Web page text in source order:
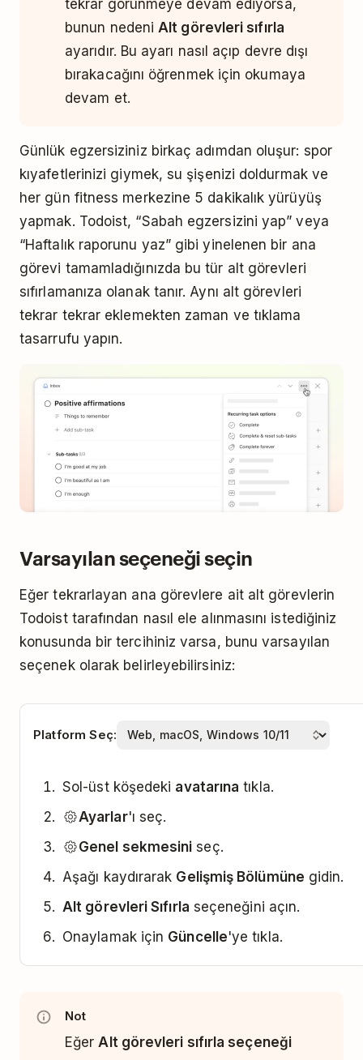
tekrar görünmeye devam ediyorsa,
bunun nedeni Alt görevleri sıfırla
ayarıdır. Bu ayarı nasıl açıp devre dışı
bırakacağını öğrenmek için okumaya
devam et.
Günlük egzersiziniz birkaç adımdan oluşur: spor
kıyafetlerinizi giymek, su şişenizi doldurmak ve
her gün fitness merkezine 5 dakikalık yürüyüş
yapmak. Todoist, “Sabah egzersizini yap” veya
“Haftalık raporunu yaz” gibi yinelenen bir ana
görevi tamamladığınızda bu tür alt görevleri
sıfırlamanıza olanak tanır. Aynı alt görevleri
tekrar tekrar eklemekten zaman ve tıklama
tasarrufu yapın.
Varsayılan seçeneği seçin
Eğer tekrarlayan ana görevlere ait alt görevlerin
Todoist tarafından nasıl ele alınmasını istediğiniz
konusunda bir tercihiniz varsa, bunu varsayılan
seçenek olarak belirleyebilirsiniz:
Platform Seç:
Sol-üst köşedeki avatarına tıkla.
Ayarlar'ı seç.
Genel sekmesini seç.
Aşağı kaydırarak Gelişmiş Bölümüne gidin.
Alt görevleri Sıfırla seçeneğini açın.
Onaylamak için Güncelle'ye tıkla.
Not
Eğer Alt görevleri sıfırla seçeneği